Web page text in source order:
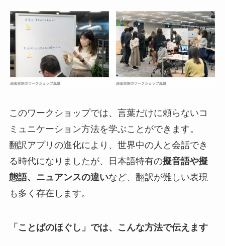
このワークショップでは、言葉だけに頼らないコ
ミュニケーション方法を学ぶことができます。
翻訳アプリの進化により、世界中の人と会話でき
る時代になりましたが、日本語特有の擬音語や擬
態語、ニュアンスの違いなど、翻訳が難しい表現
も多く存在します。
「ことばのほぐし」では、こんな方法で伝えます